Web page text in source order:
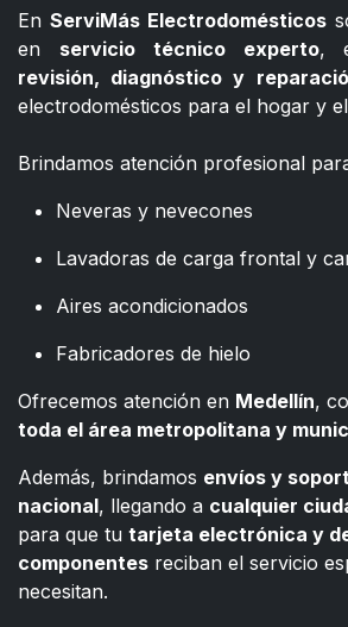
En ServiMás Electrodomésticos
en servicio técnico experto,
revisión, diagnóstico y
electrodomésticos para el hogar y
Brindamos atención profesional
Neveras y nevecones
Lavadoras de carga frontal y
Aires acondicionados
Fabricadores de hielo
Ofrecemos atención en Medellín,
toda el área metropolitana y
Además, brindamos envíos y
nacional, llegando a cualquier
para que tu tarjeta electrónica y
componentes reciban el servicio
necesitan.